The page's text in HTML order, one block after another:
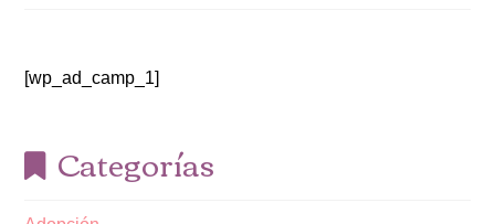
[wp_ad_camp_1]
Categorías